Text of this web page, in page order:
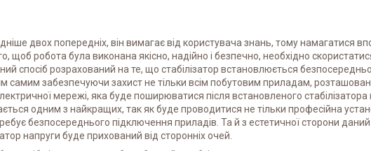
двох попередніх, він вимагає від користувача знань, тому намагатися
щоб робота була виконана якісно, надійно і безпечно, необхідно
спосіб розрахований на те, що стабілізатор встановлюється безпосередньо
самим забезпечуючи захист не тільки всім побутовим приладам,
мережі, яка буде поширюватися після встановленого стабілізатора
одним з найкращих, так як буде проводитися не тільки професійна
безпосереднього підключення приладів. Та й з естетичної сторони даний
напруги буде прихований від сторонніх очей.